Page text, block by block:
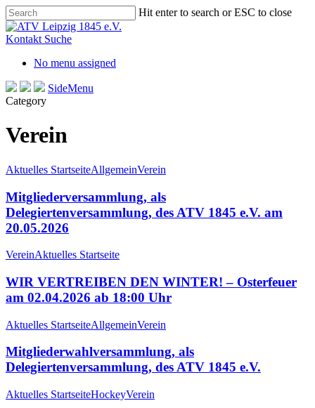
Skip
to
main
Hit enter to search or ESC to close
Close
Search
Kontakt Suche
No menu assigned
SideMenu
Category
Verein
Aktuelles StartseiteAllgemeinVerein
Mitgliederversammlung, als
Delegiertenversammlung, des ATV 1845 e.V. am
20.05.2026
VereinAktuelles Startseite
WIR VERTREIBEN DEN WINTER! – Osterfeuer
am 02.04.2026 ab 18:00 Uhr
Aktuelles StartseiteAllgemeinVerein
Mitgliederwahlversammlung, als
Delegiertenversammlung, des ATV 1845 e.V.
Aktuelles StartseiteHockeyVerein